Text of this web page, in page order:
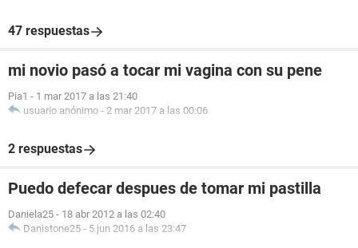
47 respuestas
mi novio pasó a tocar mi vagina con su pene
Pia1 - 1 mar 2017 a las 21:40
usuario anónimo - 2 mar 2017 a las 00:06
2 respuestas
Puedo defecar despues de tomar mi pastilla
Daniela25 - 18 abr 2012 a las 02:40
Danistone25 - 5 jun 2016 a las 23:47